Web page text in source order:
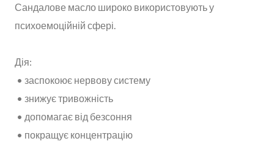
Сандалове масло широко використовують у
психоемоційній сфері.
Дія:
• заспокоює нервову систему
• знижує тривожність
• допомагає від безсоння
• покращує концентрацію